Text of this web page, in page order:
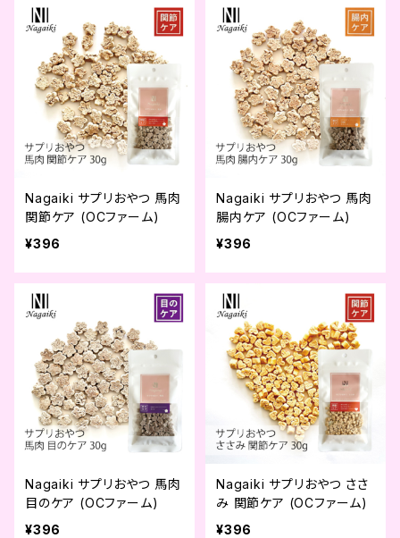
Nagaiki サプリおやつ 馬肉
関節ケア (OCファーム)
¥396
Nagaiki サプリおやつ 馬肉
腸内ケア (OCファーム)
¥396
Nagaiki サプリおやつ 馬肉
目のケア (OCファーム)
¥396
Nagaiki サプリおやつ ささ
み 関節ケア (OCファーム)
¥396